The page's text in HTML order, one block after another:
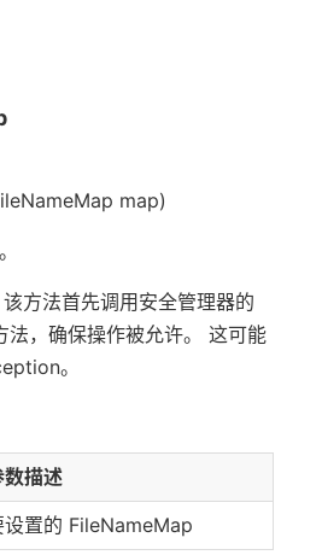
map)
方法首先调用安全管理器的
，确保操作被允许。 这可能
。
数描述
设置的 FileNameMap